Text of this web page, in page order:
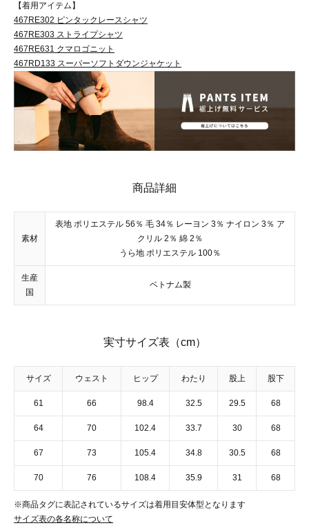
【着用アイテム】
467RE302 ピンタックレースシャツ
467RE303 ストライプシャツ
467RE631 クマロゴニット
467RD133 スーパーソフトダウンジャケット
商品詳細
素材
表地 ポリエステル 56％ 毛 34％ レーヨン 3％ ナイロン 3％ ア
クリル 2％ 綿 2％
うら地 ポリエステル 100％
生産
国
ベトナム製
実寸サイズ表（cm）
サイズ ウェスト ヒップ わたり 股上 股下
61 66 98.4 32.5 29.5 68
64 70 102.4 33.7 30 68
67 73 105.4 34.8 30.5 68
70 76 108.4 35.9 31 68
※商品タグに表記されているサイズは着用目安体型となります
サイズ表の各名称について